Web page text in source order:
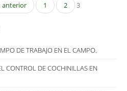
anterior 1 2 3
DE TRABAJO EN EL CAMPO.
CONTROL DE COCHINILLAS EN